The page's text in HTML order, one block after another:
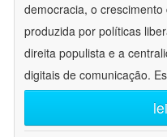
democracia, o
produzida por políticas
direita populista e a
digitais de comunicação.